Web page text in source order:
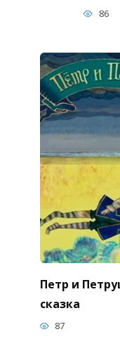
86
Петр и
сказка
87